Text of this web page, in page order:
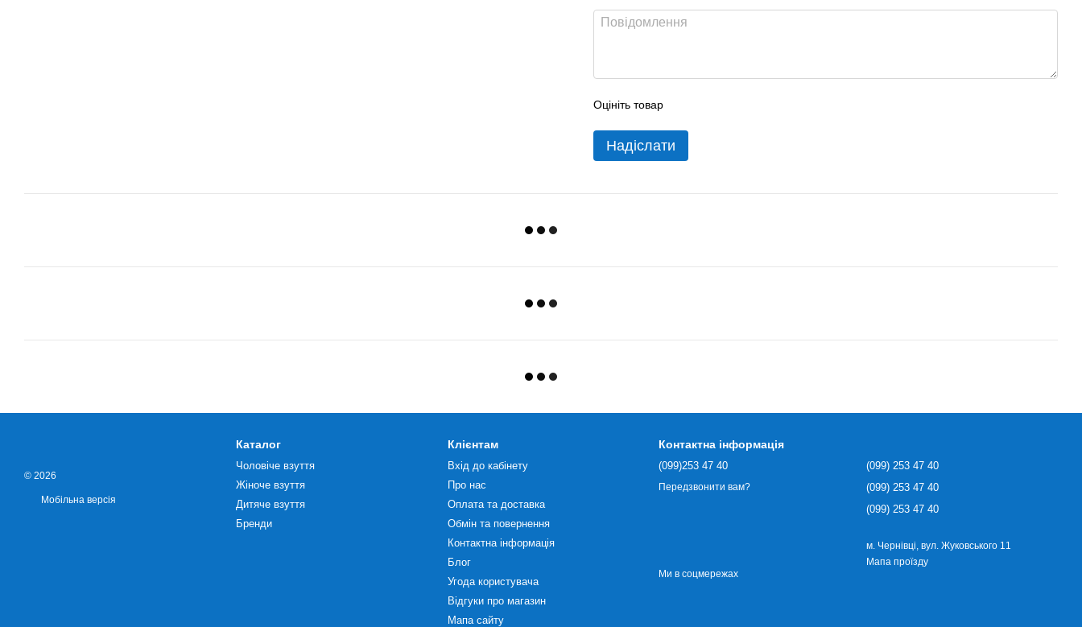
Оцініть товар
Надіслати
© 2026
Мобільна версія
Каталог
Чоловіче взуття
Жіноче взуття
Дитяче взуття
Бренди
Клієнтам
Вхід до кабінету
Про нас
Оплата та доставка
Обмін та повернення
Контактна інформація
Блог
Угода користувача
Відгуки про магазин
Мапа сайту
Контактна інформація
(099)253 47 40
Передзвонити вам?
(099) 253 47 40
(099) 253 47 40
(099) 253 47 40
м. Чернівці, вул. Жуковського 11
Мапа проїзду
Ми в соцмережах